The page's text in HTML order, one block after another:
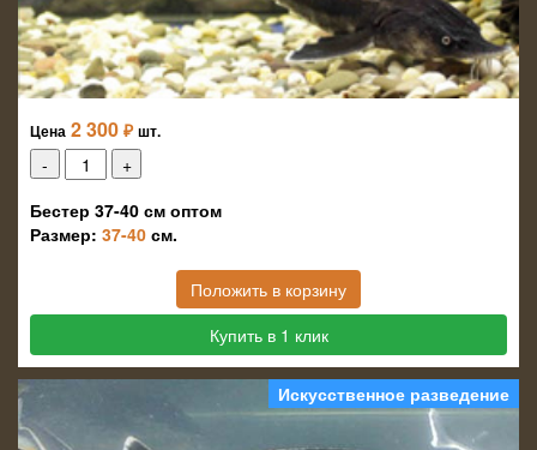
Цена 2 300 ₽ шт.
Бестер 37-40 см оптом
Размер: 37-40 см.
Положить в корзину
Купить в 1 клик
Искусственное разведение